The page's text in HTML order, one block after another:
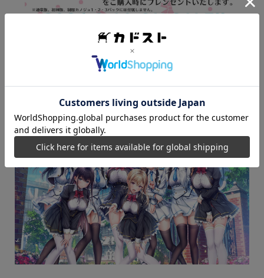
※「制服カノジョ3 みさ初恋BOX」「制服カノジョ3 めいか
初恋BOX」「制服カノジョ3 デキ愛BOX」のみ付属
※無くなり次第終了となります。
【ゲーム紹介】